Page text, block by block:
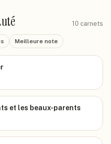
10 carnets
Meilleure note
et les beaux-parents